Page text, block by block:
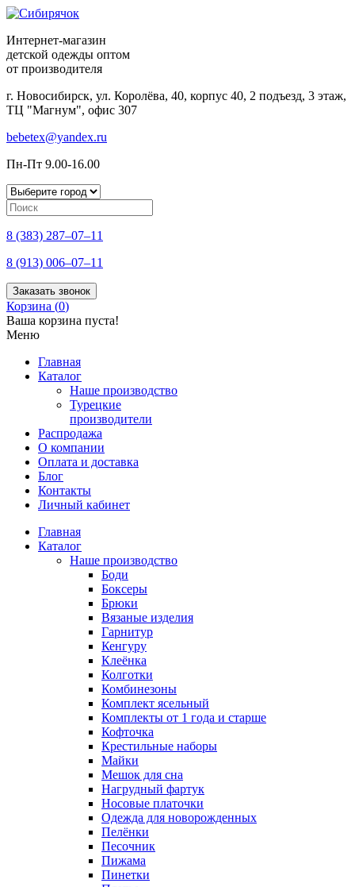
Интернет-магазин
детской одежды оптом
от производителя
г. Новосибирск, ул. Королёва, 40, корпус 40, 2 подъезд, 3 этаж,
ТЦ "Магнум", офис 307
bebetex@yandex.ru
Пн-Пт 9.00-16.00
8 (383) 287–07–11
8 (913) 006–07–11
Заказать звонок
Корзина (0)
Ваша корзина пуста!
Меню
Главная
Каталог
Наше производство
Турецкие
производители
Распродажа
О компании
Оплата и доставка
Блог
Контакты
Личный кабинет
Главная
Каталог
Наше производство
Боди
Боксеры
Брюки
Вязаные изделия
Гарнитур
Кенгуру
Клеёнка
Колготки
Комбинезоны
Комплект ясельный
Комплекты от 1 года и старше
Кофточка
Крестильные наборы
Майки
Мешок для сна
Нагрудный фартук
Носовые платочки
Одежда для новорожденных
Пелёнки
Песочник
Пижама
Пинетки